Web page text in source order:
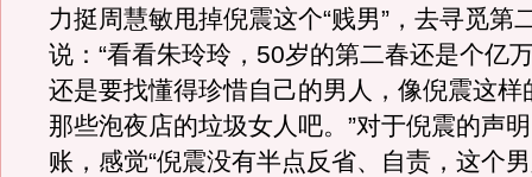
力挺周慧敏甩掉倪震这个“贱男”，去寻觅第
说：“看看朱玲玲，50岁的第二春还是个亿
还是要找懂得珍惜自己的男人，像倪震这样
那些泡夜店的垃圾女人吧。”对于倪震的声
账，感觉“倪震没有半点反省、自责，这个